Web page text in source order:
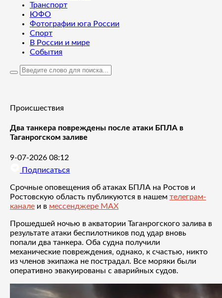
Транспорт
ЮФО
Фотографии юга России
Спорт
В России и мире
События
Происшествия
Два танкера повреждены после атаки БПЛА в
Таганрогском заливе
9-07-2026 08:12
Подписаться
Срочные оповещения об атаках БПЛА на Ростов и
Ростовскую область публикуются в нашем телеграм-
канале и в мессенджере MAX
Прошедшей ночью в акватории Таганрогского залива в
результате атаки беспилотников под удар вновь
попали два танкера. Оба судна получили
механические повреждения, однако, к счастью, никто
из членов экипажа не пострадал. Все моряки были
оперативно эвакуированы с аварийных судов.